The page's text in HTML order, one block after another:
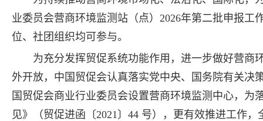
业委员会营商环境监测站（点）2026年第二批申报
位、社团组织均可参与。
为充分发挥贸促系统功能作用，进一步做好营商
外开放，中国贸促会认真落实党中央、国务院有关决
国贸促会商业行业委员会设置营商环境监测中心，
见》（贸促进函〔2021〕44 号），更有效推进工作